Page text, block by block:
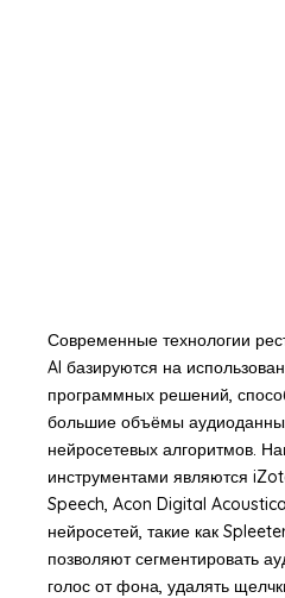
Современные технологии
AI базируются на
программных решений,
большие объёмы
нейросетевых алгоритмов.
инструментами являются
Speech, Acon Digital
нейросетей, такие как
позволяют сегментировать
голос от фона, удалять